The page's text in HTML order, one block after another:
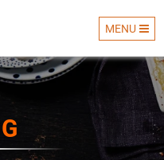
MENU
VỤ